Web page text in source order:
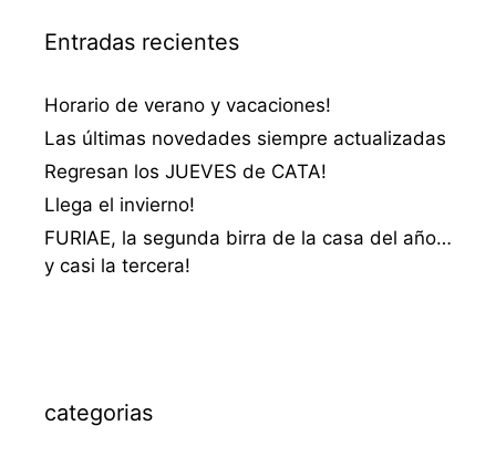
Entradas recientes
Horario de verano y vacaciones!
Las últimas novedades siempre actualizadas
Regresan los JUEVES de CATA!
Llega el invierno!
FURIAE, la segunda birra de la casa del año…
y casi la tercera!
categorias